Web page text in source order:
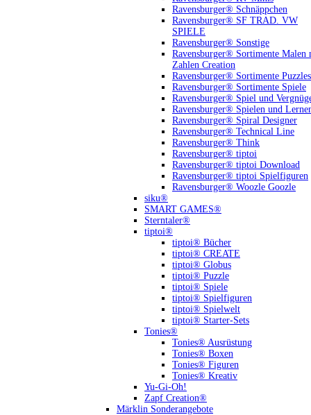
Ravensburger® Schnäppchen
Ravensburger® SF TRAD. VW
SPIELE
Ravensburger® Sonstige
Ravensburger® Sortimente Malen
Zahlen Creation
Ravensburger® Sortimente Puzzles
Ravensburger® Sortimente Spiele
Ravensburger® Spiel und
Ravensburger® Spielen und
Ravensburger® Spiral Designer
Ravensburger® Technical Line
Ravensburger® Think
Ravensburger® tiptoi
Ravensburger® tiptoi Download
Ravensburger® tiptoi Spielfiguren
Ravensburger® Woozle Goozle
siku®
SMART GAMES®
Sterntaler®
tiptoi®
tiptoi® Bücher
tiptoi® CREATE
tiptoi® Globus
tiptoi® Puzzle
tiptoi® Spiele
tiptoi® Spielfiguren
tiptoi® Spielwelt
tiptoi® Starter-Sets
Tonies®
Tonies® Ausrüstung
Tonies® Boxen
Tonies® Figuren
Tonies® Kreativ
Yu-Gi-Oh!
Zapf Creation®
Märklin Sonderangebote